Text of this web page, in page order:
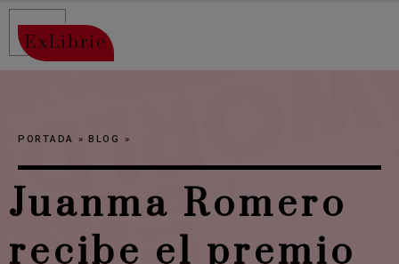
ExLibric
Juanma Romero
recibe el premio
PORTADA »BLOG »